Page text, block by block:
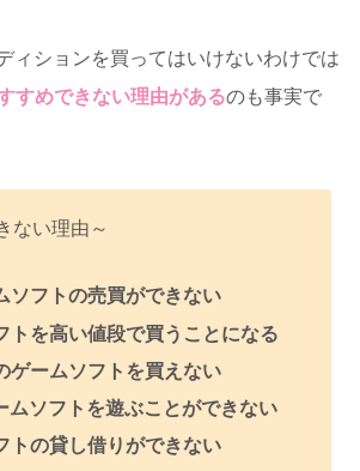
ィションを買ってはいけないわけでは
すめできない理由があるのも事実で
ない理由～
ソフトの売買ができない
トを高い値段で買うことになる
ゲームソフトを買えない
ムソフトを遊ぶことができない
トの貸し借りができない